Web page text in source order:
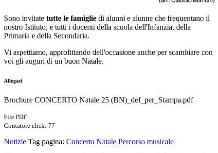
Sono invitate tutte le famiglie di alunni e alunne che frequentano il
nostro Istituto, e tutti i docenti della scuola dell'Infanzia, della
Primaria e della Secondaria.
Vi aspettiamo, approfittando dell'occasione anche per scambiare con
voi gli auguri di un buon Natale.
Allegati
Brochure CONCERTO Natale 25 (BN)_def_per_Stampa.pdf
File PDF
Contatore click: 77
Notizie Tag pagina: Concerto Natale Percorso musicale